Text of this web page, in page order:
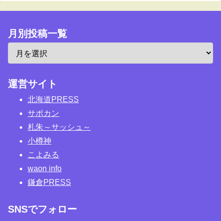
月別投稿一覧
運営サイト
北海道PRESS
サポカン
札朱～サッシュ～
小樽神
こよみる
waon info
鎌倉PRESS
SNSでフォロー